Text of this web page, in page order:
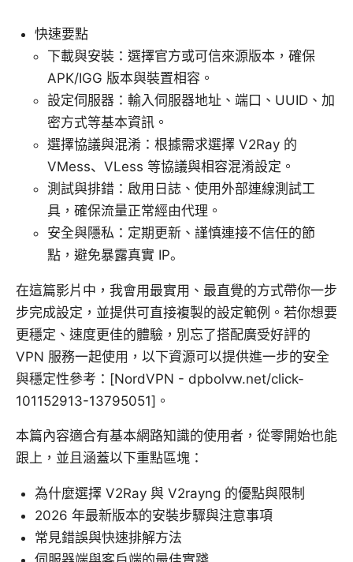
快速要點
下載與安裝：選擇官方或可信來源版本，確保
APK/IGG 版本與裝置相容。
設定伺服器：輸入伺服器地址、端口、UUID、加
密方式等基本資訊。
選擇協議與混淆：根據需求選擇 V2Ray 的
VMess、VLess 等協議與相容混淆設定。
測試與排錯：啟用日誌、使用外部連線測試工
具，確保流量正常經由代理。
安全與隱私：定期更新、謹慎連接不信任的節
點，避免暴露真實 IP。
在這篇影片中，我會用最實用、最直覺的方式帶你一步
步完成設定，並提供可直接複製的設定範例。若你想要
更穩定、速度更佳的體驗，別忘了搭配廣受好評的
VPN 服務一起使用，以下資源可以提供進一步的安全
與穩定性參考：[NordVPN - dpbolvw.net/click-
101152913-13795051]。
本篇內容適合有基本網路知識的使用者，從零開始也能
跟上，並且涵蓋以下重點區塊：
為什麼選擇 V2Ray 與 V2rayng 的優點與限制
2026 年最新版本的安裝步驟與注意事項
常見錯誤與快速排解方法